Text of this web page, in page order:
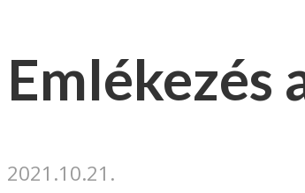
Emlékezés
2021.10.21.